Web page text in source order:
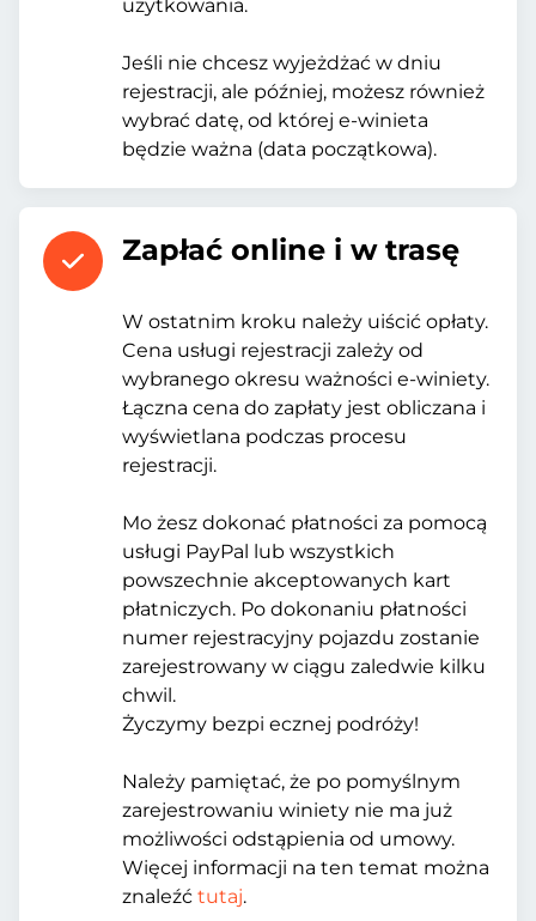
użytkowania.
Jeśli nie chcesz wyjeżdżać w dniu
rejestracji, ale później, możesz również
wybrać datę, od której e-winieta
będzie ważna (data początkowa).
Zapłać online i w trasę
W ostatnim kroku należy uiścić opłaty.
Cena usługi rejestracji zależy od
wybranego okresu ważności e-winiety.
Łączna cena do zapłaty jest obliczana i
wyświetlana podczas procesu
rejestracji.
Mo żesz dokonać płatności za pomocą
usługi PayPal lub wszystkich
powszechnie akceptowanych kart
płatniczych. Po dokonaniu płatności
numer rejestracyjny pojazdu zostanie
zarejestrowany w ciągu zaledwie kilku
chwil.
Życzymy bezpi ecznej podróży!
Należy pamiętać, że po pomyślnym
zarejestrowaniu winiety nie ma już
możliwości odstąpienia od umowy.
Więcej informacji na ten temat można
znaleźć tutaj.